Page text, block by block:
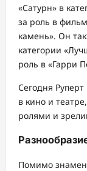
«Сатурн» в
за роль в
камень». Он
категории
роль в «Гарри
Сегодня
в кино и
ролями и
Помимо